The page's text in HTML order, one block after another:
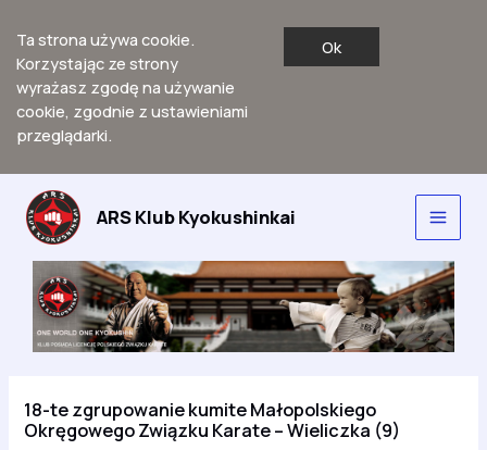
Ta strona używa cookie.
Korzystając ze strony
wyrażasz zgodę na używanie
cookie, zgodnie z ustawieniami
przeglądarki.
Ok
Przejdź
treści
ARS Klub Kyokushinkai
Main
18-te zgrupowanie kumite Małopolskiego
Okręgowego Związku Karate – Wieliczka (9)